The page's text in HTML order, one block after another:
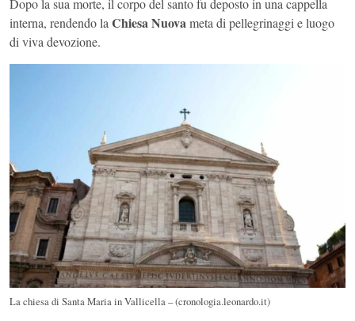
Dopo la sua morte, il corpo del santo fu deposto in una cappella
interna, rendendo la Chiesa Nuovameta di pellegrinaggi e luogo
di viva devozione.
La chiesa di Santa Maria in Vallicella – (cronologia.leonardo.it)